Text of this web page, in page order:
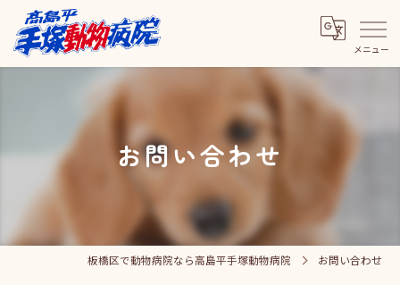
お問い合わせ
板橋区で動物病院なら高島平手塚動物病院 お問い合わせ